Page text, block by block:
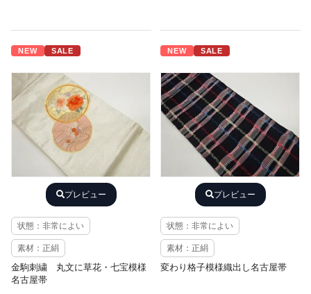
NEW SALE
プレビュー
状態：非常によい
素材：正絹
金駒刺繍 丸文に草花・七宝模様
名古屋帯
NEW SALE
プレビュー
状態：非常によい
素材：正絹
変わり格子模様織出し名古屋帯